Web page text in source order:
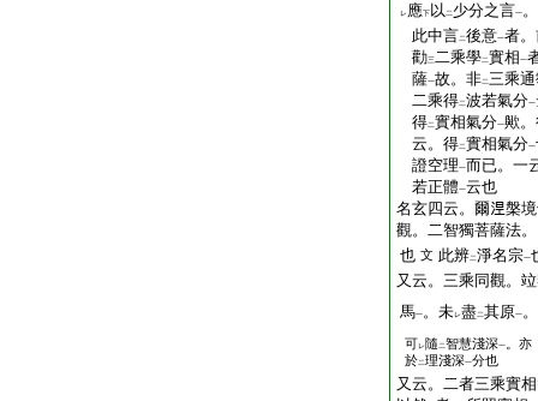
レ應下 以 二 少分之言一
此中言二後意一者
勸三二乘學二實相一
薩一故。非二三乘
二乘得二波若氣分一
得二實相氣分一歟
云。得二實相氣分一
證空理一而已。一
若正體一云也
名玄四云。爾𣵀槃
觀。二智獨菩薩法
也 文 此辨二淨名宗一
又云。三乘同觀。
馬一。未レ盡二其原一
可レ隨 二智慧淺深一 。亦
於二理淺深一分也
又云。二者三乘實